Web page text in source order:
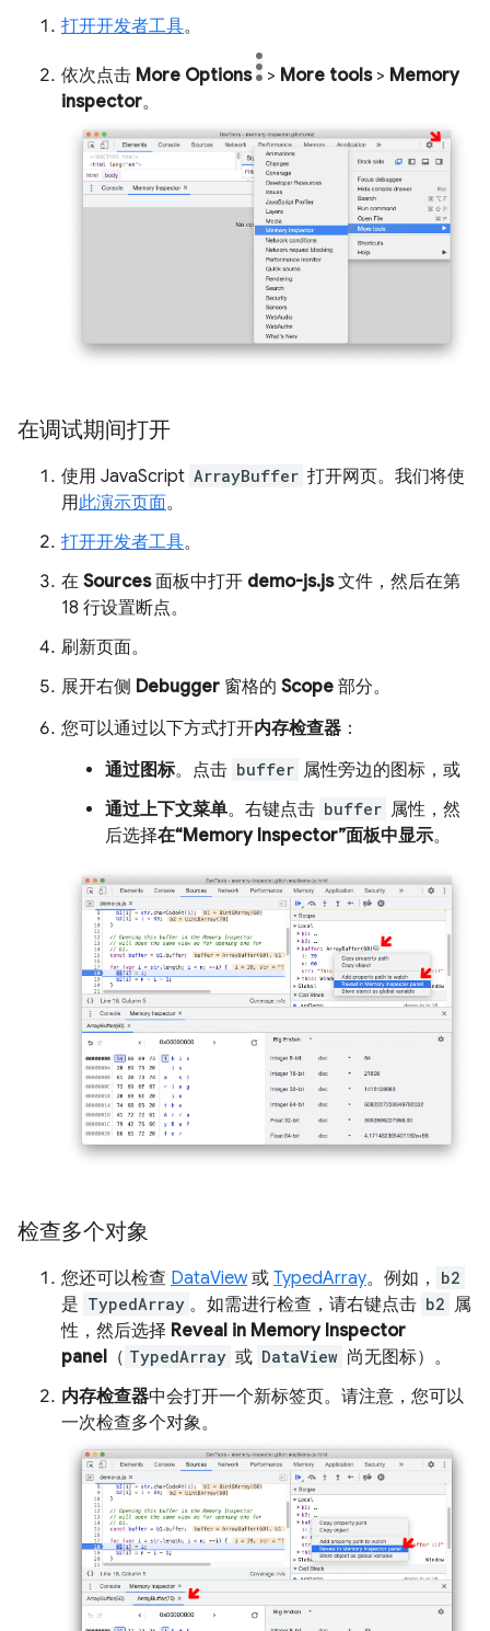
打开开发者工具。
依次点击 More Options > More tools> Memory
inspector。
在调试期间打开
使用 JavaScript ArrayBuffer 打开网页。我们将使
用此演示页面。
打开开发者工具。
在 Sources面板中打开 demo-js.js文件，然后在第
18 行设置断点。
刷新页面。
展开右侧 Debugger 窗格的 Scope 部分。
您可以通过以下方式打开内存检查器 ：
通过图标。点击 buffer 属性旁边的图标，或
通过上下文菜单。右键点击 buffer 属性，然
后选择在“Memory Inspector”面板中显示。
检查多个对象
您还可以检查 DataView或 TypedArray。例如， b2
是 TypedArray 。如需进行检查，请右键点击 b2 属
性，然后选择 Reveal in Memory Inspector
panel （ TypedArray 或 DataView 尚无图标）。
内存检查器中会打开一个新标签页。请注意，您可以
一次检查多个对象。